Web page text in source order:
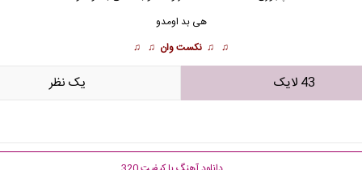
هی بد اومدو
♫ ♫ نکست وان ♫ ♫
43 لایک يک نظر